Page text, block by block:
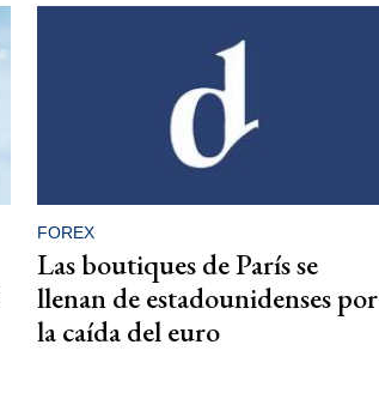
FOREX
Las boutiques de París se
llenan de estadounidenses por
la caída del euro